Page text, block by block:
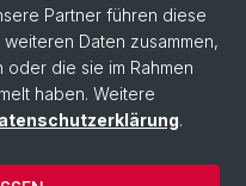
Partner führen diese
Daten zusammen,
die sie im Rahmen
haben. Weitere
.